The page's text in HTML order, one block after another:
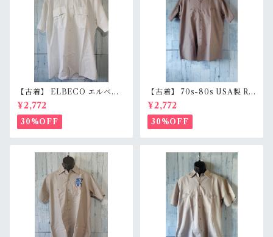
【古着】 ELBECO エルベコ
半袖 ワークシャツ L（身幅63.
5cm） ホワイト 白 ビッグシ
ルエット オーバーサイズ Ran
kB
¥2,772
30%OFF
【古着】 70s-80s USA製 RE
D KAP 半袖 ワークシャツ L
（身幅62cm） チャコール レ
ッドキャップ ヴィンテージ Ra
nkC
¥2,772
30%OFF